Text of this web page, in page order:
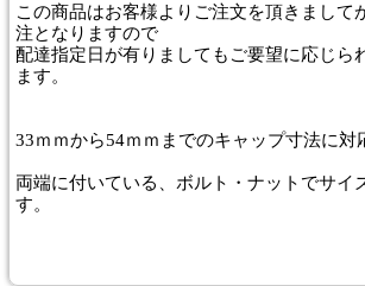
この商品はお客様よりご注文を頂きまして
注となりますので
配達指定日が有りましてもご要望に応じら
ます。
33ｍｍから54ｍｍまでのキャップ寸法に対
両端に付いている、ボルト・ナットでサイ
す。